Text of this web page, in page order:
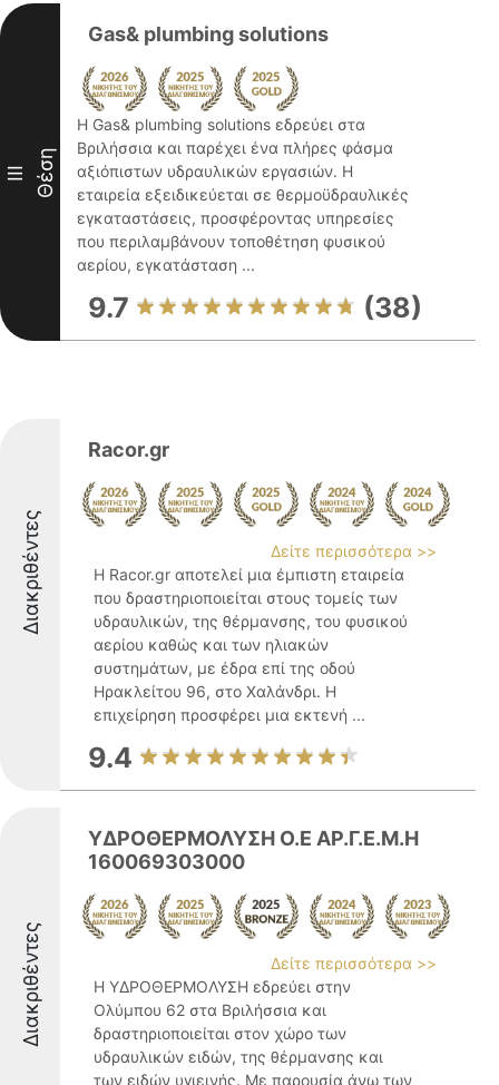
III Θέση
Gas& plumbing solutions
Η Gas& plumbing solutions εδρεύει στα
Βριλήσσια και παρέχει ένα πλήρες φάσμα
αξιόπιστων υδραυλικών εργασιών. Η
εταιρεία εξειδικεύεται σε θερμοϋδραυλικές
εγκαταστάσεις, προσφέροντας υπηρεσίες
που περιλαμβάνουν τοποθέτηση φυσικού
αερίου, εγκατάσταση ...
9.7 (38)
Διακριθέντες
Racor.gr
Δείτε περισσότερα >>
Η Racor.gr αποτελεί μια έμπιστη εταιρεία
που δραστηριοποιείται στους τομείς των
υδραυλικών, της θέρμανσης, του φυσικού
αερίου καθώς και των ηλιακών
συστημάτων, με έδρα επί της οδού
Ηρακλείτου 96, στο Χαλάνδρι. Η
επιχείρηση προσφέρει μια εκτενή ...
9.4
Διακριθέντες
ΥΔΡΟΘΕΡΜΟΛΥΣΗ Ο.Ε ΑΡ.Γ.Ε.Μ.Η
160069303000
Δείτε περισσότερα >>
Η ΥΔΡΟΘΕΡΜΟΛΥΣΗ εδρεύει στην
Ολύμπου 62 στα Βριλήσσια και
δραστηριοποιείται στον χώρο των
υδραυλικών ειδών, της θέρμανσης και
των ειδών υγιεινής. Με παρουσία άνω των